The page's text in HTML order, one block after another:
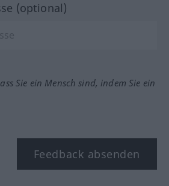
(optional)
Sie ein Mensch sind, indem Sie ein
Feedback absenden